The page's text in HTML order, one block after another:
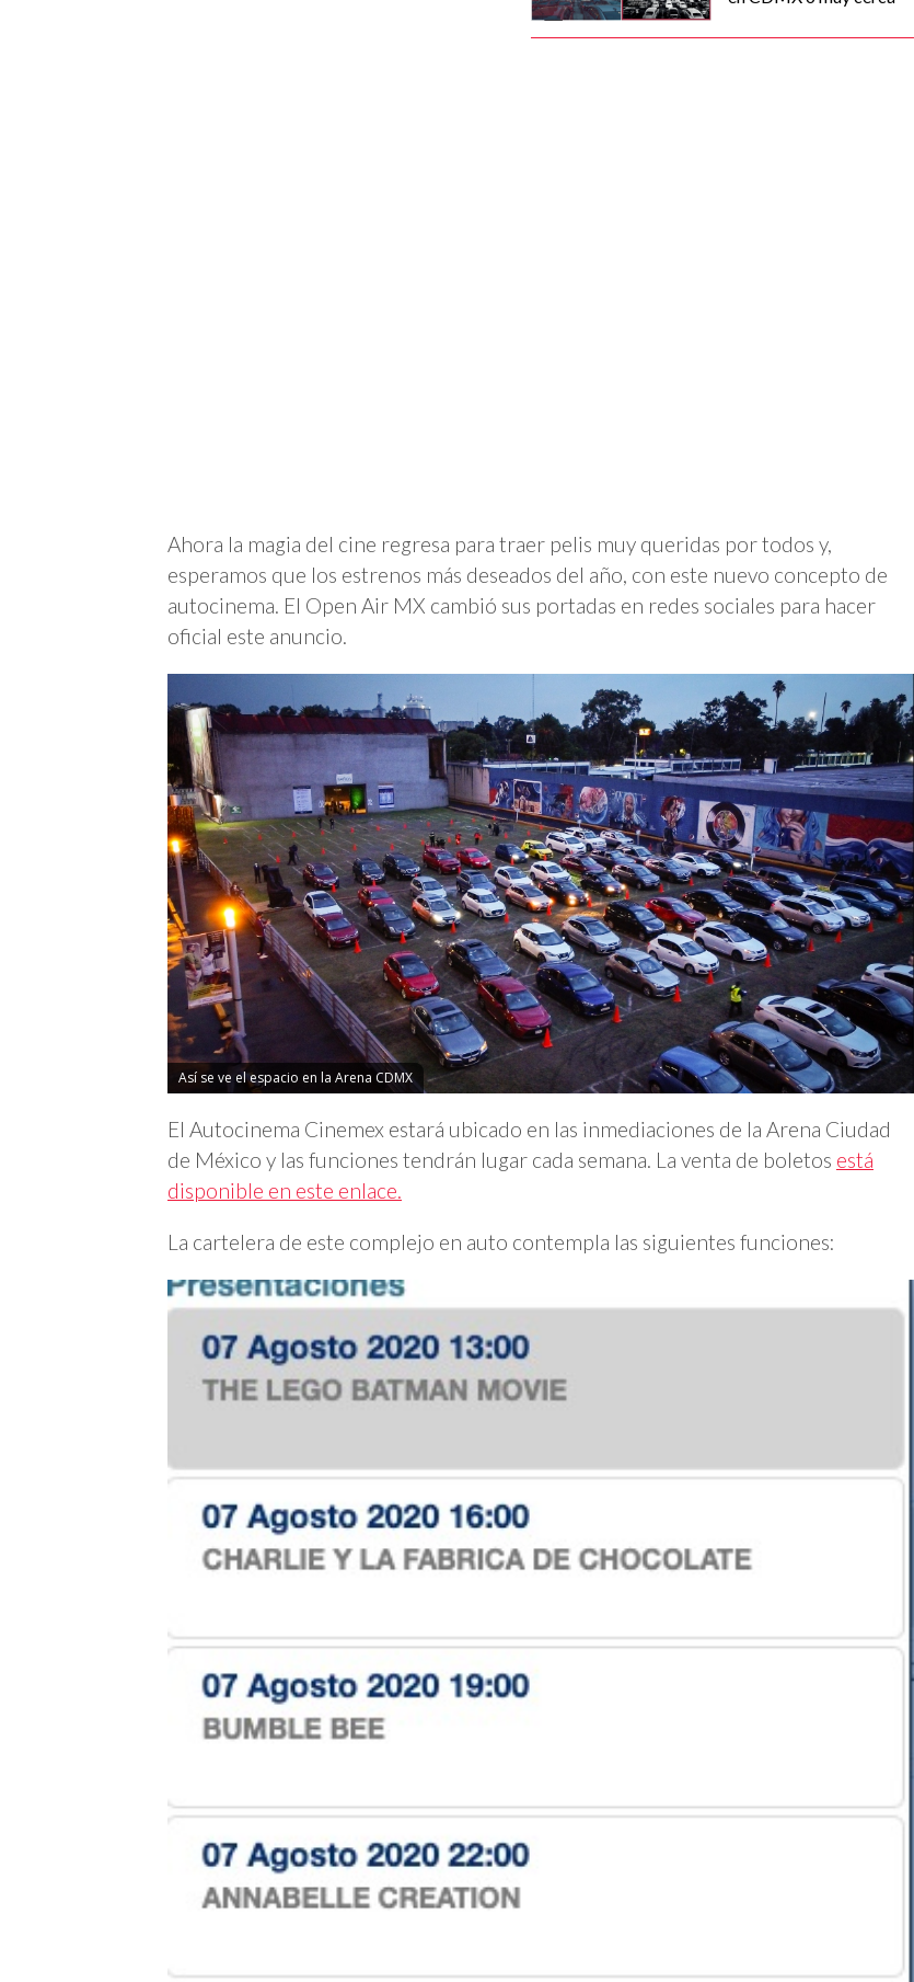
Ahora la magia del cine regresa para traer pelis muy queridas por todos y,
esperamos que los estrenos más deseados del año, con este nuevo concepto de
autocinema. El Open Air MX cambió sus portadas en redes sociales para hacer
oficial este anuncio.
Así se ve el espacio en la Arena CDMX
El Autocinema Cinemex estará ubicado en las inmediaciones de la Arena Ciudad
de México y las funciones tendrán lugar cada semana. La venta de boletos está
disponible en este enlace.
La cartelera de este complejo en auto contempla las siguientes funciones: